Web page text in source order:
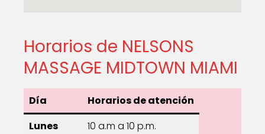
Horarios de NELSONS
MASSAGE MIDTOWN MIAMI
Día
Horarios de atención
Lunes
10 a.m a 10 p.m.